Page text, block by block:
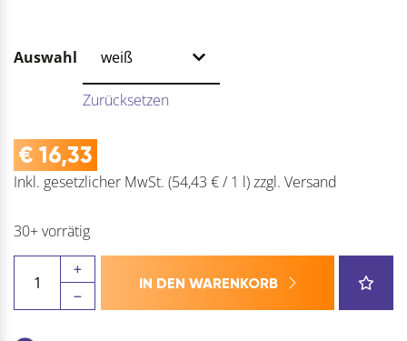
Auswahl
Zurücksetzen
€ 16,33
Inkl. gesetzlicher MwSt. (54,43 € / 1 l)zzgl. Versand
30+ vorrätig
Neutralsilikon
Menge
IN DEN WARENKORB